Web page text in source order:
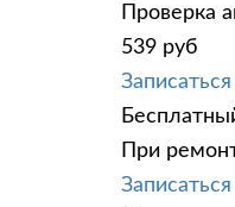
Проверка
539 руб
Записаться
При
Записаться